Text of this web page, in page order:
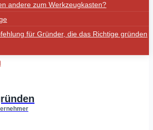
andere zum Werkzeugkasten?
für Gründer, die das Richtige gründen